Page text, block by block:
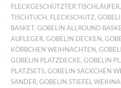
FLECKGESCHÜTZTER TISCHLÄUFER,
TISCHTUCH, FLECKSCHUTZ,
BASKET,GOBELIN ALLROUND
AUFLEGER,GOBELIN DECKEN,
KÖRBCHEN WEIHNACHTEN,
GOBELIN PLATZDECKE,GOBELIN
PLATZSETS,GOBELIN SÄCKCHEN
SANDER,GOBELIN STIEFEL